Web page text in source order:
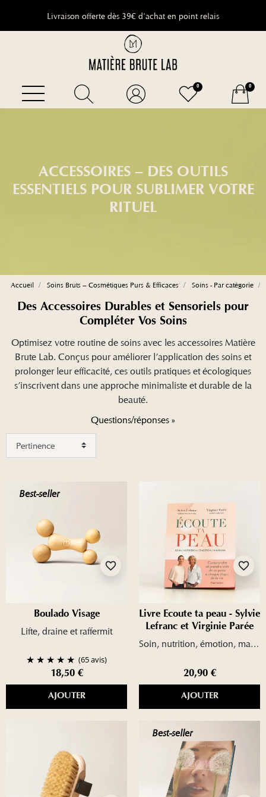
9.8/ 10 (1648 avis)
Livraison offerte dès 39€ d'achat en point relais
0 0
ACCESSOIRES – DES OUTILS
ESSENTIELS POUR SUBLIMER VOTRE
RITUEL
Accueil Soins Bruts – Cosmétiques Purs & Efficaces Soins - Par catégorie
Des Accessoires Durables et Sensoriels pour
Compléter Vos Soins
Optimisez votre routine de soins avec les accessoires Matière
Brute Lab. Conçus pour améliorer l’application des soins et
prolonger leur efficacité, ces outils pratiques et écologiques
s’inscrivent dans une approche minimaliste et durable de la
beauté.
Questions/réponses »
Best-seller
favorite_border
Boulado Visage
Lifte, draine et raffermit
(65 avis)
18,50 €
AJOUTER
favorite_border
Livre Ecoute ta peau - Sylvie
Lefranc et Virginie Parée
Soin, nutrition, émotion, massage.
20,90 €
AJOUTER
Best-seller